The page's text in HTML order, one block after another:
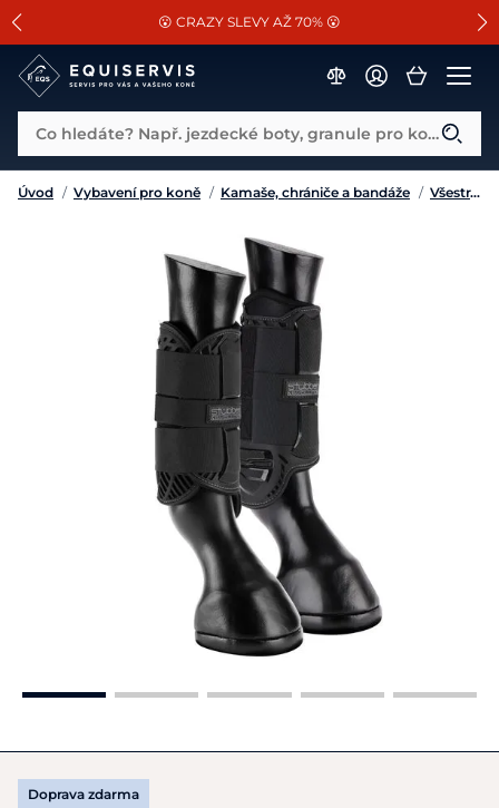
SLEVA 13% na vše od Cassini!
😮 CRAZY SLEVY AŽ 70% 😮
📐Pasování a doplňky k vybraným sedlům ZDARMA 🐴
Co hledáte? Např. jezdecké boty, granule pro koně...
Úvod / Vybavení pro koně / Kamaše, chrániče a bandáže / Všestranné kamaše
Doprava zdarma